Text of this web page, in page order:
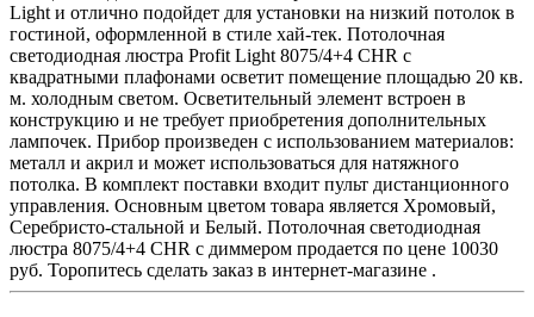
Light и отлично подойдет для установки на низкий потолок в
гостиной, оформленной в стиле хай-тек. Потолочная
светодиодная люстра Profit Light 8075/4+4 CHR с
квадратными плафонами осветит помещение площадью 20 кв.
м. холодным светом. Осветительный элемент встроен в
конструкцию и не требует приобретения дополнительных
лампочек. Прибор произведен с использованием материалов:
металл и акрил и может использоваться для натяжного
потолка. В комплект поставки входит пульт дистанционного
управления. Основным цветом товара является Хромовый,
Серебристо-стальной и Белый. Потолочная светодиодная
люстра 8075/4+4 CHR с диммером продается по цене 10030
руб. Торопитесь сделать заказ в интернет-магазине .